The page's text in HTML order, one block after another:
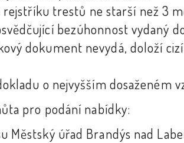
rejstříku trestů ne starší než 3
bezúhonnost vydaný
dokument nevydá, doloží
o nejvyšším dosaženém
pro podání nabídky:
Městský úřad Brandýs nad